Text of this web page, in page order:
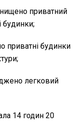
приватний
будинки;
приватні будинки
легковий
14 годин 20